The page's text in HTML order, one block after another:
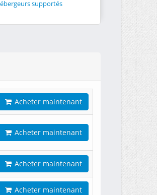
supportés
Acheter maintenant
Acheter maintenant
Acheter maintenant
Acheter maintenant